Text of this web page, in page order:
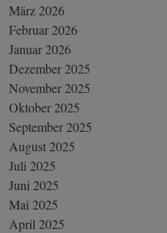
März 2026
Februar 2026
Januar 2026
Dezember 2025
November 2025
Oktober 2025
September 2025
August 2025
Juli 2025
Juni 2025
Mai 2025
April 2025